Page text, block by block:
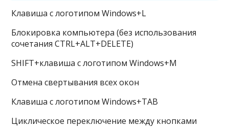
Клавиша с логотипом Windows+L
Блокировка компьютера (без использования
сочетания CTRL+ALT+DELETE)
SHIFT+клавиша с логотипом Windows+M
Отмена свертывания всех окон
Клавиша с логотипом Windows+TAB
Циклическое переключение между кнопками